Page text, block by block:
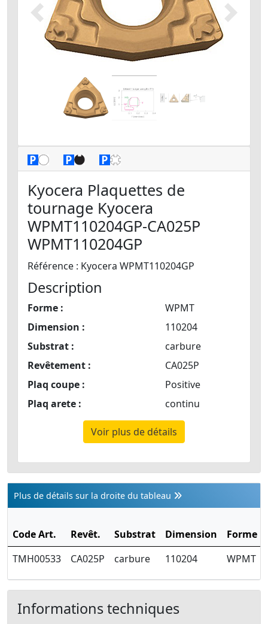
Précédent Suivant
Kyocera Plaquettes de
tournage Kyocera
WPMT110204GP-CA025P
WPMT110204GP
Référence : Kyocera WPMT110204GP
Description
Forme :
WPMT
Dimension :
110204
Substrat :
carbure
Revêtement :
CA025P
Plaq coupe :
Positive
Plaq arete :
continu
Voir plus de détails
Plus de détails sur la droite du tableau
Code Art. Revêt. Substrat Dimension Forme
TMH00533
CA025P carbure 110204 WPMT
Informations techniques